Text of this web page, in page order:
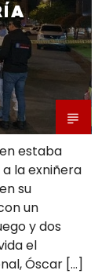
estaba
a la exniñera
su
un
y dos
el
Óscar […]